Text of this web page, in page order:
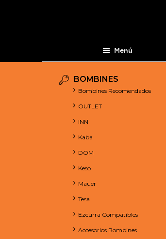
Menú
BOMBINES
Bombines Recomendados
OUTLET
INN
Kaba
DOM
Keso
Mauer
Tesa
Ezcurra Compatibles
Accesorios Bombines